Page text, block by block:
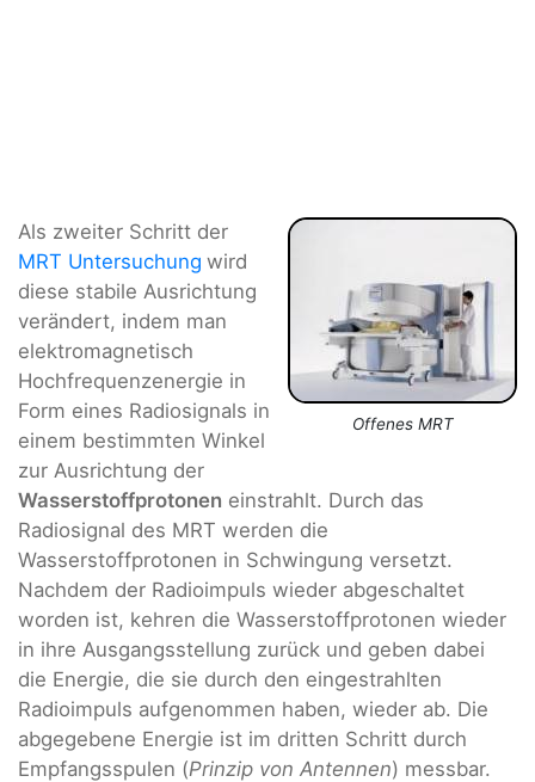
Offenes MRT
Als zweiter Schritt der
MRT Untersuchung wird
diese stabile Ausrichtung
verändert, indem man
elektromagnetisch
Hochfrequenzenergie in
Form eines Radiosignals in
einem bestimmten Winkel
zur Ausrichtung der
Wasserstoffprotonen einstrahlt. Durch das
Radiosignal des MRT werden die
Wasserstoffprotonen in Schwingung versetzt.
Nachdem der Radioimpuls wieder abgeschaltet
worden ist, kehren die Wasserstoffprotonen wieder
in ihre Ausgangsstellung zurück und geben dabei
die Energie, die sie durch den eingestrahlten
Radioimpuls aufgenommen haben, wieder ab. Die
abgegebene Energie ist im dritten Schritt durch
Empfangsspulen (Prinzip von Antennen) messbar.